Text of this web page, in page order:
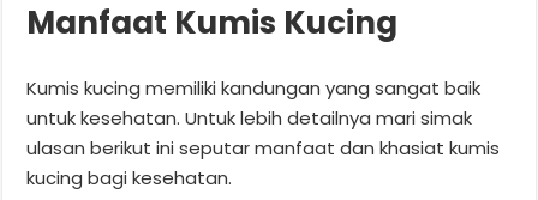
Manfaat Kumis Kucing
Kumis kucing memiliki kandungan yang sangat baik
untuk kesehatan. Untuk lebih detailnya mari simak
ulasan berikut ini seputar manfaat dan khasiat kumis
kucing bagi kesehatan.